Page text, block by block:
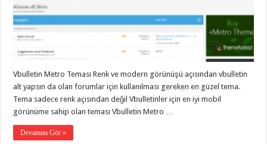
taşımacılık,
evden
taşımacılık,
gaziantep
evden
gaziantep
evden
taşımacılık,
gaziantep
taşımacılık,
Vbulletin Metro Teması Renk ve modern görünüşü açısından vbulletin
alt yapsın da olan forumlar için kullanılması gereken en güzel tema.
Tema sadece renk açısından değil Vbulletinler için en iyi mobil
görünüme sahip olan teması Vbulletin Metro …
Devamını Gör »